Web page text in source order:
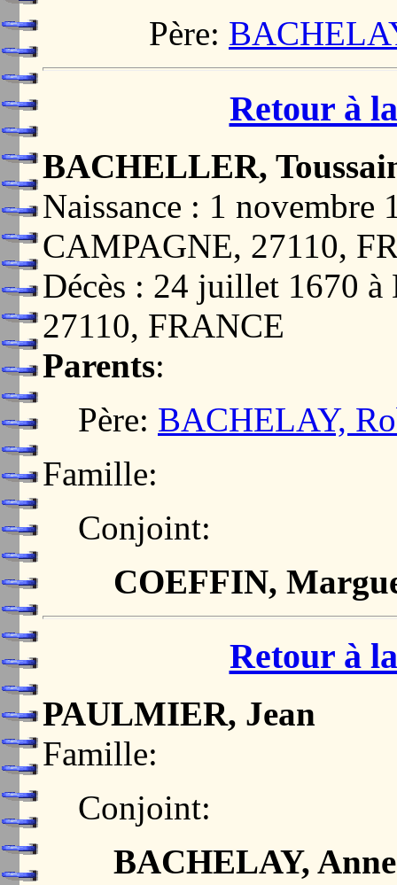
Père:
Retour à
BACHELLER,
Naissance : 1
CAMPAGNE, 27110,
Décès : 24 juillet 1670
27110, FRANCE
Parents:
Père: BACHELAY,
Famille:
Conjoint:
COEFFIN,
Retour à
PAULMIER, Jean
Famille:
Conjoint:
BACHELAY, Anne